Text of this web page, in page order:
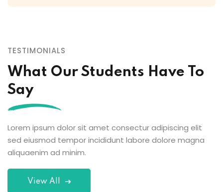
TESTIMONIALS
What Our Students Have To
Say
Lorem ipsum dolor sit amet consectur adipiscing elit
sed eiusmod tempor incididunt labore dolore magna
aliquaenim ad minim.
View All